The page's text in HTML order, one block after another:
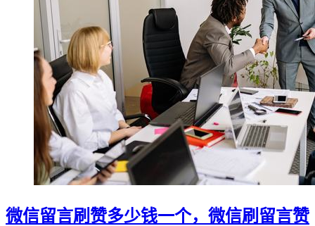
微信留言刷赞多少钱一个，微信刷留言赞